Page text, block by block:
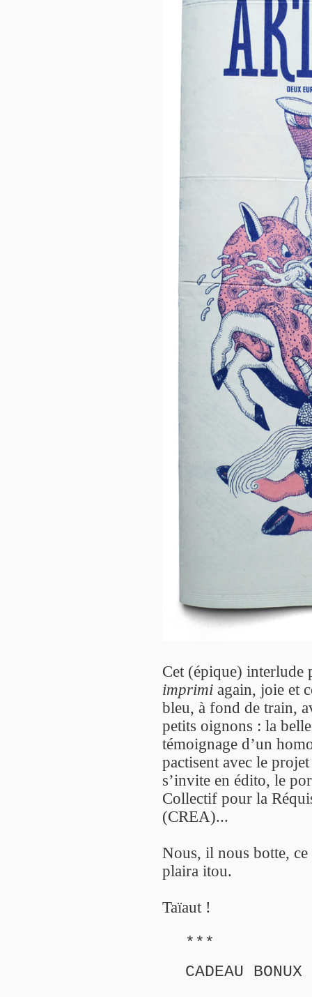
Cet (épique) interlude
imprimi again, joie et
bleu, à fond de train,
petits oignons : la
témoignage d’un
pactisent avec le
s’invite en édito, le
Collectif pour la
(CREA)...
Nous, il nous botte,
plaira itou.
Taïaut !
***
CADEAU BONUX